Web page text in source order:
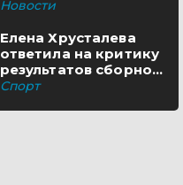
Новости
Елена Хрусталева
ответила на критику
результатов сборной
Казахстана
Спорт